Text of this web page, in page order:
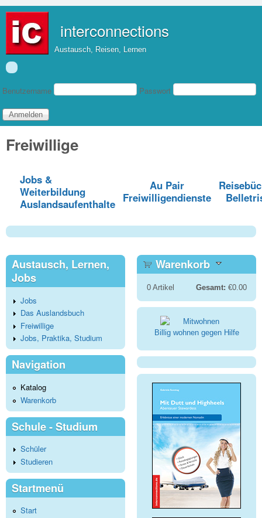
interconnections
Austausch, Reisen, Lernen
Benutzeranmeldung
Benutzername Passwort
Freiwillige
Jobs &
Weiterbildung
Auslandsaufenthalte
Au Pair
Freiwilligendienste
Austausch, Lernen,
Jobs
Jobs
Das Auslandsbuch
Freiwillige
Jobs, Praktika, Studium
Navigation
Katalog
Warenkorb
Schule - Studium
Schüler
Studieren
Startmenü
Start
Warenkorb
0Artikel Gesamt: €0.00
Billig wohnen gegen Hilfe